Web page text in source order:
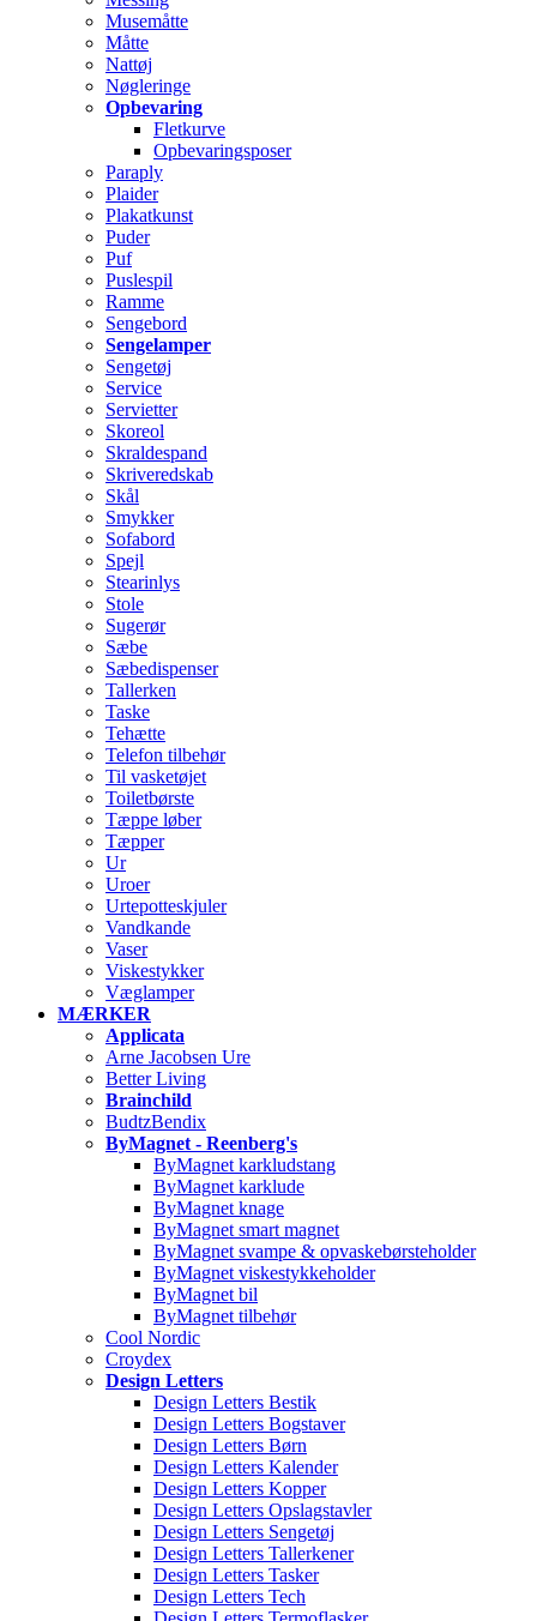
Musemåtte
Måtte
Nattøj
Nøgleringe
Opbevaring
Fletkurve
Opbevaringsposer
Paraply
Plaider
Plakatkunst
Puder
Puf
Puslespil
Ramme
Sengebord
Sengelamper
Sengetøj
Service
Servietter
Skoreol
Skraldespand
Skriveredskab
Skål
Smykker
Sofabord
Spejl
Stearinlys
Stole
Sugerør
Sæbe
Sæbedispenser
Tallerken
Taske
Tehætte
Telefon tilbehør
Til vasketøjet
Toiletbørste
Tæppe løber
Tæpper
Ur
Uroer
Urtepotteskjuler
Vandkande
Vaser
Viskestykker
Væglamper
MÆRKER
Applicata
Arne Jacobsen Ure
Better Living
Brainchild
BudtzBendix
ByMagnet - Reenberg's
ByMagnet karkludstang
ByMagnet karklude
ByMagnet knage
ByMagnet smart magnet
ByMagnet svampe & opvaskebørsteholder
ByMagnet viskestykkeholder
ByMagnet bil
ByMagnet tilbehør
Cool Nordic
Croydex
Design Letters
Design Letters Bestik
Design Letters Bogstaver
Design Letters Børn
Design Letters Kalender
Design Letters Kopper
Design Letters Opslagstavler
Design Letters Sengetøj
Design Letters Tallerkener
Design Letters Tasker
Design Letters Tech